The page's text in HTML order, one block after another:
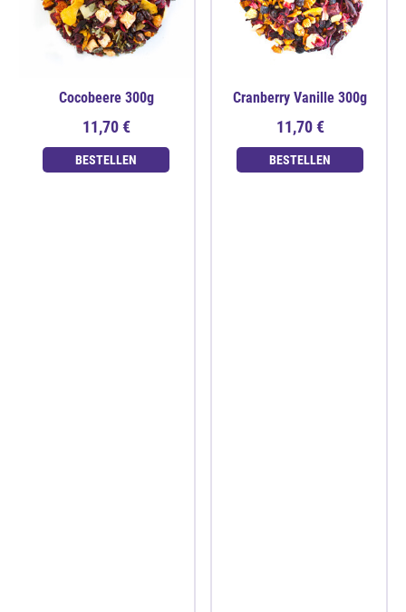
Cocobeere 300g
11,70 €
BESTELLEN
Cranberry Vanille 300g
11,70 €
BESTELLEN